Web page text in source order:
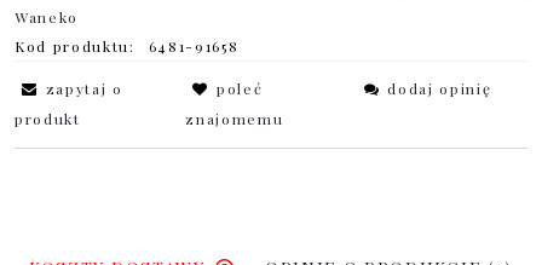
Waneko
Kod produktu:
6481-91658
zapytaj o
produkt
poleć
znajomemu
dodaj opinię